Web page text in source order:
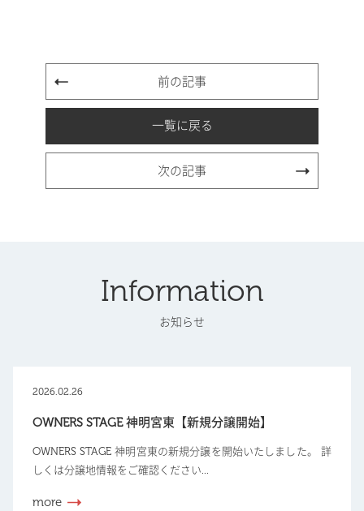
前の記事
一覧に戻る
次の記事
Information
お知らせ
2026.02.26
OWNERS STAGE 神明宮東【新規分譲開始】
OWNERS STAGE 神明宮東の新規分譲を開始いたしました。 詳
しくは分譲地情報をご確認ください...
more